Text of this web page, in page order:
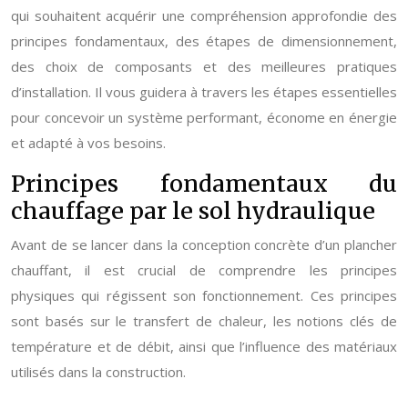
qui souhaitent acquérir une compréhension approfondie des
principes fondamentaux, des étapes de dimensionnement,
des choix de composants et des meilleures pratiques
d’installation. Il vous guidera à travers les étapes essentielles
pour concevoir un système performant, économe en énergie
et adapté à vos besoins.
Principes fondamentaux du
chauffage par le sol hydraulique
Avant de se lancer dans la conception concrète d’un plancher
chauffant, il est crucial de comprendre les principes
physiques qui régissent son fonctionnement. Ces principes
sont basés sur le transfert de chaleur, les notions clés de
température et de débit, ainsi que l’influence des matériaux
utilisés dans la construction.